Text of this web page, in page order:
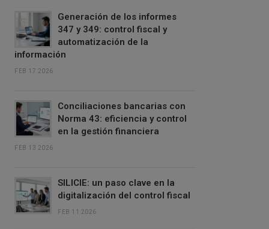
Generación de los informes
347 y 349: control fiscal y
automatización de la
información
FEB 17 2026
Conciliaciones bancarias con
Norma 43: eficiencia y control
en la gestión financiera
FEB 13 2026
SILICIE: un paso clave en la
digitalización del control fiscal
FEB 11 2026